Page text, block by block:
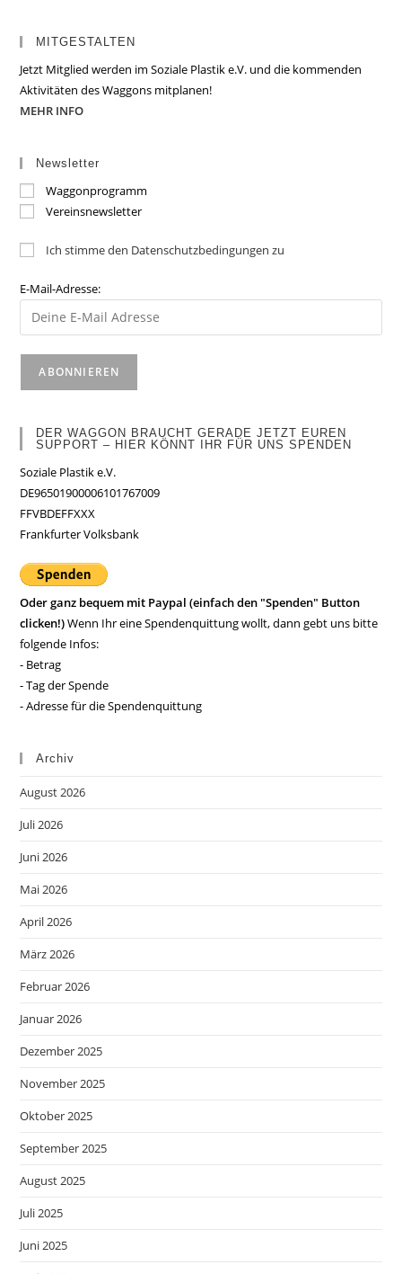
MITGESTALTEN
Jetzt Mitglied werden im Soziale Plastik e.V. und die kommenden
Aktivitäten des Waggons mitplanen!
MEHR INFO
Newsletter
Waggonprogramm
Vereinsnewsletter
Ich stimme den Datenschutzbedingungen zu
E-Mail-Adresse:
DER WAGGON BRAUCHT GERADE JETZT EUREN
SUPPORT – HIER KÖNNT IHR FÜR UNS SPENDEN
Soziale Plastik e.V.
DE96501900006101767009
FFVBDEFFXXX
Frankfurter Volksbank
Oder ganz bequem mit Paypal (einfach den "Spenden" Button
clicken!)Wenn Ihr eine Spendenquittung wollt, dann gebt uns bitte
folgende Infos:
- Betrag
- Tag der Spende
- Adresse für die Spendenquittung
Archiv
August 2026
Juli 2026
Juni 2026
Mai 2026
April 2026
März 2026
Februar 2026
Januar 2026
Dezember 2025
November 2025
Oktober 2025
September 2025
August 2025
Juli 2025
Juni 2025